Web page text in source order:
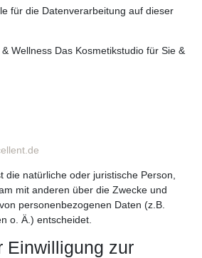
für die Datenverarbeitung auf dieser
Wellness Das Kosmetikstudio für Sie &
die natürliche oder juristische Person,
mit anderen über die Zwecke und
personenbezogenen Daten (z.B.
o. Ä.) entscheidet.
Einwilligung zur